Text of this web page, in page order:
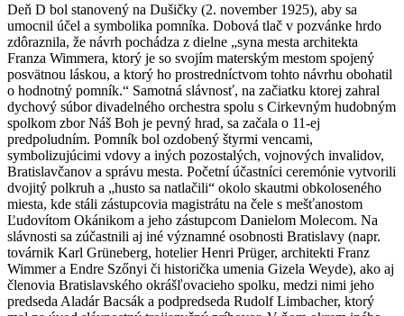
Deň D bol stanovený na Dušičky (2. november 1925), aby sa
umocnil účel a symbolika pomníka. Dobová tlač v pozvánke hrdo
zdôraznila, že návrh pochádza z dielne „syna mesta architekta
Franza Wimmera, ktorý je so svojím materským mestom spojený
posvätnou láskou, a ktorý ho prostredníctvom tohto návrhu obohatil
o hodnotný pomník.“ Samotná slávnosť, na začiatku ktorej zahral
dychový súbor divadelného orchestra spolu s Cirkevným hudobným
spolkom zbor Náš Boh je pevný hrad, sa začala o 11-ej
predpoludním. Pomník bol ozdobený štyrmi vencami,
symbolizujúcimi vdovy a iných pozostalých, vojnových invalidov,
Bratislavčanov a správu mesta. Početní účastníci ceremónie vytvorili
dvojitý polkruh a „husto sa natlačili“ okolo skautmi obkoloseného
miesta, kde stáli zástupcovia magistrátu na čele s mešťanostom
Ľudovítom Okánikom a jeho zástupcom Danielom Molecom. Na
slávnosti sa zúčastnili aj iné významné osobnosti Bratislavy (napr.
továrnik Karl Grüneberg, hotelier Henri Prüger, architekti Franz
Wimmer a Endre Szőnyi či historička umenia Gizela Weyde), ako aj
členovia Bratislavského okrášľovacieho spolku, medzi nimi jeho
predseda Aladár Bacsák a podpredseda Rudolf Limbacher, ktorý